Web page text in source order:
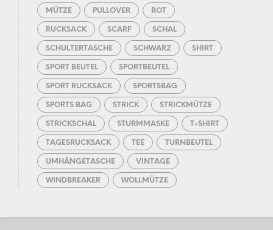
MÜTZE PULLOVER ROT
RUCKSACK SCARF SCHAL
SCHULTERTASCHE SCHWARZ SHIRT
SPORT BEUTEL SPORTBEUTEL
SPORT RUCKSACK SPORTSBAG
SPORTS BAG STRICK STRICKMÜTZE
STRICKSCHAL STURMMASKE T-SHIRT
TAGESRUCKSACK TEE TURNBEUTEL
UMHÄNGETASCHE VINTAGE
WINDBREAKER WOLLMÜTZE